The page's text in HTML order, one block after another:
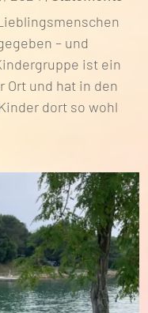
– und
ist ein
Ort und hat in den
dort so wohl